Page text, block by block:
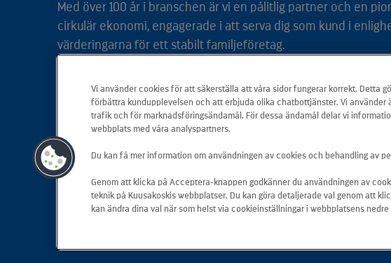
Med över 100 år i branschen är vi en pålitlig partner och en
cirkulär ekonomi, engagerade i att serva dig som kund i
värderingarna för ett stabilt familjeföretag.
Vi är din kompletta återvinnare helt enkelt.
Vi använder cookies för att säkerställa att våra sidor fungerar korrekt. Detta
förbättra kundupplevelsen och att erbjuda olika chatbottjänster. Vi använder
trafik och för marknadsföringsändamål. För dessa ändamål delar vi
webbplats med våra analyspartners.
Du kan få mer information om användningen av cookies och behandling av
Genom att klicka på Acceptera-knappen godkänner du användningen av
teknik på Kuusakoskis webbplatser. Du kan göra detaljerade val genom att
kan ändra dina val när som helst via cookieinställningar i webbplatsens nedre